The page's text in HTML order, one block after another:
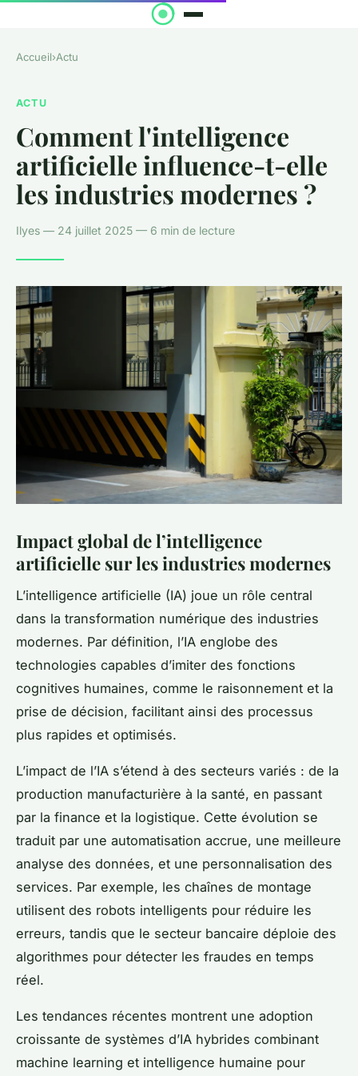
Accueil›Actu
ACTU
Comment l'intelligence
artificielle influence-t-elle
les industries modernes ?
Ilyes — 24 juillet 2025 — 6 min de lecture
Impact global de l’intelligence
artificielle sur les industries modernes
L’intelligence artificielle (IA) joue un rôle central
dans la transformation numérique des industries
modernes. Par définition, l’IA englobe des
technologies capables d’imiter des fonctions
cognitives humaines, comme le raisonnement et la
prise de décision, facilitant ainsi des processus
plus rapides et optimisés.
L’impact de l’IA s’étend à des secteurs variés : de la
production manufacturière à la santé, en passant
par la finance et la logistique. Cette évolution se
traduit par une automatisation accrue, une meilleure
analyse des données, et une personnalisation des
services. Par exemple, les chaînes de montage
utilisent des robots intelligents pour réduire les
erreurs, tandis que le secteur bancaire déploie des
algorithmes pour détecter les fraudes en temps
réel.
Les tendances récentes montrent une adoption
croissante de systèmes d’IA hybrides combinant
machine learning et intelligence humaine pour